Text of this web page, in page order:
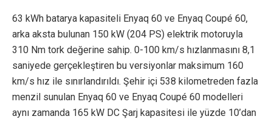
63 kWh batarya kapasiteli Enyaq 60 ve Enyaq Coupé 60,
arka aksta bulunan 150 kW (204 PS) elektrik motoruyla
310 Nm tork değerine sahip. 0-100 km/s hızlanmasını 8,1
saniyede gerçekleştiren bu versiyonlar maksimum 160
km/s hız ile sınırlandırıldı. Şehir içi 538 kilometreden fazla
menzil sunulan Enyaq 60 ve Enyaq Coupé 60 modelleri
aynı zamanda 165 kW DC Şarj kapasitesi ile yüzde 10’dan